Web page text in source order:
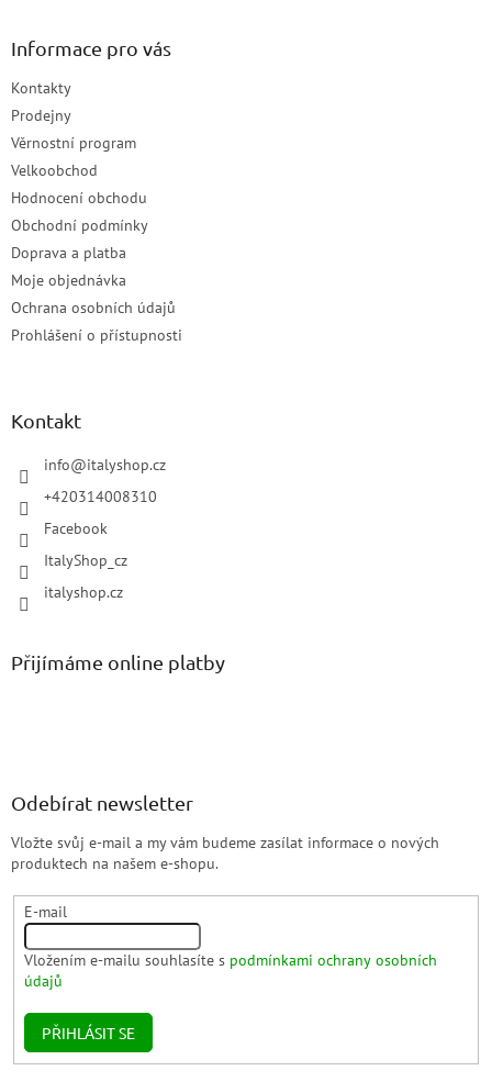
Informace pro vás
Kontakty
Prodejny
Věrnostní program
Velkoobchod
Hodnocení obchodu
Obchodní podmínky
Doprava a platba
Moje objednávka
Ochrana osobních údajů
Prohlášení o přístupnosti
Kontakt
info@italyshop.cz
+420314008310
Facebook
ItalyShop_cz
italyshop.cz
Přijímáme online platby
Odebírat newsletter
Vložte svůj e-mail a my vám budeme zasílat informace o nových
produktech na našem e-shopu.
E-mail
Vložením e-mailu souhlasíte s podmínkami ochrany osobních
údajů
PŘIHLÁSIT SE